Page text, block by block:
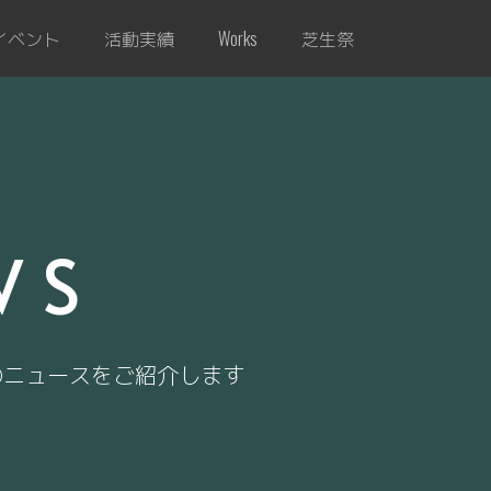
ベント 活動実績 Works 芝生祭
ュースをご紹介します